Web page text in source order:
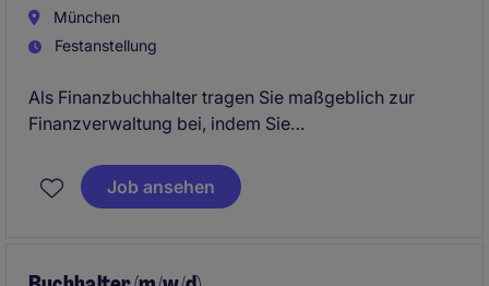
München
Festanstellung
Als Finanzbuchhalter tragen Sie maßgeblich zur
Finanzverwaltung bei, indem Sie
sicherstellen, dass alle finanziellen Transaktionen
korrekt erfasst werden. In dieser Position in der Not-
Job ansehen